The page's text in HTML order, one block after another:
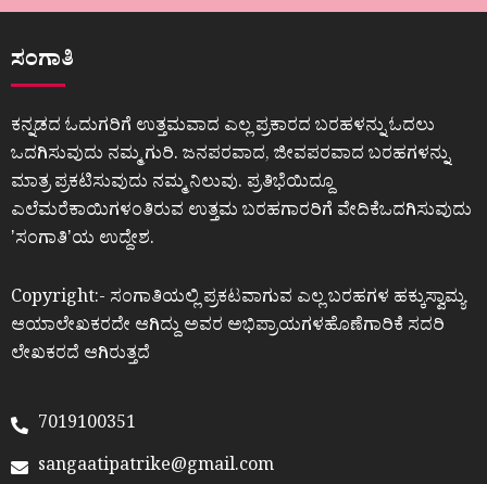
ಸಂಗಾತಿ
ಕನ್ನಡದ ಓದುಗರಿಗೆ ಉತ್ತಮವಾದ ಎಲ್ಲ ಪ್ರಕಾರದ ಬರಹಳನ್ನು ಓದಲು
ಒದಗಿಸುವುದು ನಮ್ಮ ಗುರಿ. ಜನಪರವಾದ, ಜೀವಪರವಾದ ಬರಹಗಳನ್ನು
ಮಾತ್ರ ಪ್ರಕಟಿಸುವುದು ನಮ್ಮ ನಿಲುವು. ಪ್ರತಿಭೆಯಿದ್ದೂ
ಎಲೆಮರೆಕಾಯಿಗಳಂತಿರುವ ಉತ್ತಮ ಬರಹಗಾರರಿಗೆ ವೇದಿಕೆಒದಗಿಸುವುದು
ʼಸಂಗಾತಿʼಯ ಉದ್ದೇಶ.
Copyright:- ಸಂಗಾತಿಯಲ್ಲಿ ಪ್ರಕಟವಾಗುವ ಎಲ್ಲ ಬರಹಗಳ ಹಕ್ಕುಸ್ವಾಮ್ಯ
ಆಯಾಲೇಖಕರದೇ ಆಗಿದ್ದು ಅವರ ಅಭಿಪ್ರಾಯಗಳಹೊಣೆಗಾರಿಕೆ ಸದರಿ
ಲೇಖಕರದೆ ಆಗಿರುತ್ತದೆ
7019100351
sangaatipatrike@gmail.com